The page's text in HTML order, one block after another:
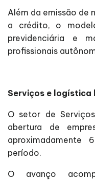
Além da emissão de
a crédito, o
previdenciária e
profissionais
Serviços e logística
O setor de
abertura de
aproximadamente
período.
O avanço